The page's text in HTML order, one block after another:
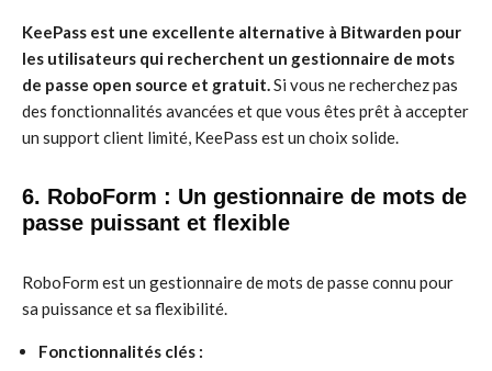
KeePass est une excellente alternative à Bitwarden pour
les utilisateurs qui recherchent un gestionnaire de mots
de passe open source et gratuit.Si vous ne recherchez pas
des fonctionnalités avancées et que vous êtes prêt à accepter
un support client limité, KeePass est un choix solide.
6. RoboForm : Un gestionnaire de mots de
passe puissant et flexible
RoboForm est un gestionnaire de mots de passe connu pour
sa puissance et sa flexibilité.
Fonctionnalités clés :